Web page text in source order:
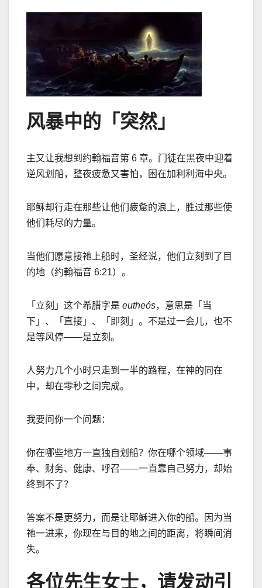
风暴中的「突然」
主又让我想到约翰福音第 6 章。门徒在黑夜中迎着
逆风划船，整夜疲惫又害怕，困在加利利海中央。
耶稣却行走在那些让他们疲惫的浪上，胜过那些使
他们耗尽的力量。
当他们愿意接祂上船时，圣经说，他们立刻到了目
的地（约翰福音 6:21）。
「立刻」这个希腊字是 eutheós，意思是「当
下」、「直接」、「即刻」。不是过一会儿，也不
是等风停——是立刻。
人努力几个小时只走到一半的路程，在神的同在
中，却在零秒之间完成。
我要问你一个问题：
你在哪些地方一直独自划船？你在哪个领域——事
奉、财务、健康、呼召——一直靠自己努力，却始
终到不了？
答案不是更努力，而是让耶稣进入你的船。因为当
祂一进来，你现在与目的地之间的距离，将瞬间消
失。
各位先生女士，请发动引